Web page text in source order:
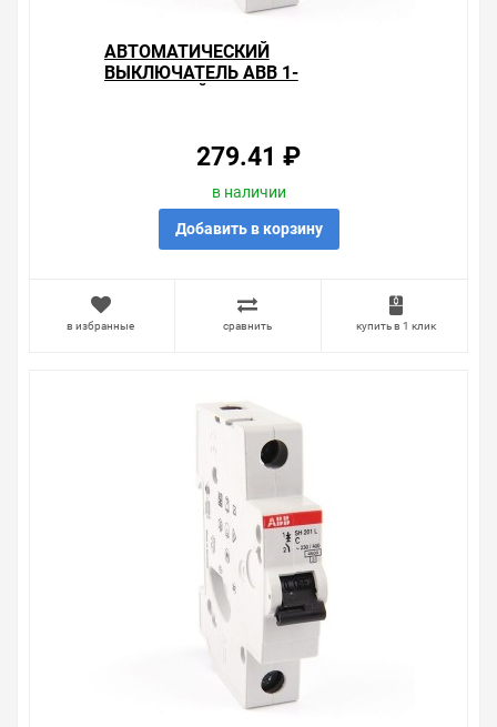
сайте именно то, что искали, потратив на это минимум
времени. Есть поиск по позициям.
Весь товар сертифицирован, отвечает требованиям
зарекомендовавших себя брендов.
Быстрая доставка в любой город – несколько
вариантов, вы всегда можете выбрать наиболее
удобный. Автоматический выключатель ABB 1-
полюсный SH201L C16 (автомат) , можно получить в
двери. Закажите выгодную доставку в Ваш город или
прямо к вашей двери. Это удобнее, чем объезжать
магазины, тратить время, выбирать из того, что
Брак – это исключение в нашем ассортименте. Если он
выявлен, то возврат товара осуществляется в
соответствии с Законом Российской Федерации «О
защите прав потребителя». Это не значит, что нужно
тратить много времени на решение проблемы.
Правила, согласно которым урегулируется проблема,
очень простые. Мы просто заменяем некачественный
товар на то, который соответствует ожиданиям, или
Наличие Автоматический выключатель ABB 1-
полюсный SH201L C16 (автомат) на складе уточняйте
у менеджера. Также можно получить консультацию по
тому, что мы продаем, узнать преимущества
конкретного товара, получить информацию об
отличительных особенностях товара, который вы
АВТОМАТИЧЕСКИЙ
ВЫКЛЮЧАТЕЛЬ ABB 1-
279.41 ₽
в наличии
Добавить в корзину
в избранные сравнить купить в 1 клик